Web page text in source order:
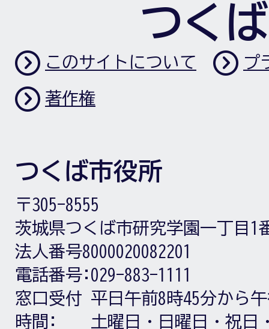
つく
このサイトについて プ
著作権
つくば市役所
〒305-8555
茨城県つくば市研究学園一丁目1
法人番号8000020082201
電話番号: 029-883-1111
窓口受付
時間:
平日午前8時45分から
土曜日・日曜日・祝日